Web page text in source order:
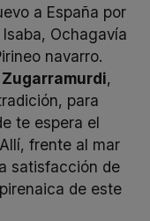
a España por
Ochagavía
navarro.
,
para
te espera el
frente al mar
satisfacción de
de este